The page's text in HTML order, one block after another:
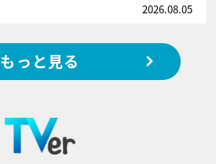
2026.08.05
もっと見る